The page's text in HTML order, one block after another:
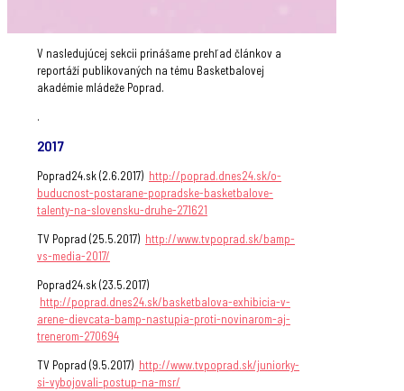
V nasledujúcej sekcii prinášame prehľad článkov a
reportáží publikovaných na tému Basketbalovej
akadémie mládeže Poprad.
.
2017
Poprad24.sk (2.6.2017) http://poprad.dnes24.sk/o-
buducnost-postarane-popradske-basketbalove-
talenty-na-slovensku-druhe-271621
TV Poprad (25.5.2017) http://www.tvpoprad.sk/bamp-
vs-media-2017/
Poprad24.sk (23.5.2017)
http://poprad.dnes24.sk/basketbalova-exhibicia-v-
arene-dievcata-bamp-nastupia-proti-novinarom-aj-
trenerom-270694
TV Poprad (9.5.2017) http://www.tvpoprad.sk/juniorky-
si-vybojovali-postup-na-msr/